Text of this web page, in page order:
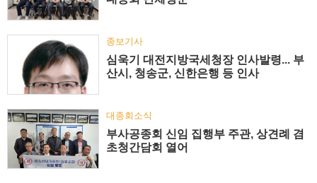
종보기사
심욱기 대전지방국세청장 인사발령... 부
산시, 청송군, 신한은행 등 인사
대종회소식
부사공종회 신임 집행부 주관, 상견례 겸
초청간담회 열어